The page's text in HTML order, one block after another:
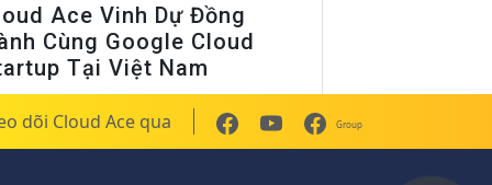
Ace Vinh Dự Đồng
Cùng Google Cloud
Tại Việt Nam
dõi Cloud Ace qua Group